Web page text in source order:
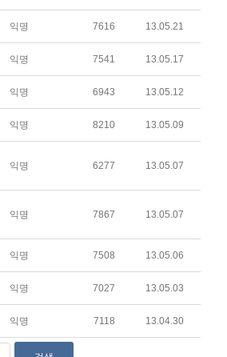
익명 7616 13.05.21
익명 7541 13.05.17
익명 6943 13.05.12
익명 8210 13.05.09
익명 6277 13.05.07
익명 7867 13.05.07
익명 7508 13.05.06
익명 7027 13.05.03
익명 7118 13.04.30